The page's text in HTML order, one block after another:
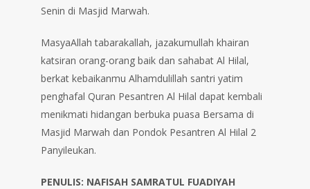
Senin di Masjid Marwah.
MasyaAllah tabarakallah, jazakumullah khairan
katsiran orang-orang baik dan sahabat Al Hilal,
berkat kebaikanmu Alhamdulillah santri yatim
penghafal Quran Pesantren Al Hilal dapat kembali
menikmati hidangan berbuka puasa Bersama di
Masjid Marwah dan Pondok Pesantren Al Hilal 2
Panyileukan.
PENULIS: NAFISAH SAMRATUL FUADIYAH